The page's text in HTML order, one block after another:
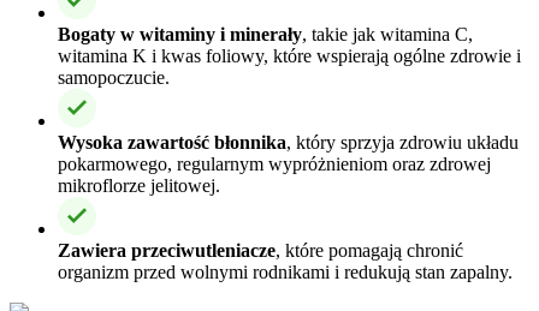
Bogaty w witaminy i minerały, takie jak witamina C,
witamina K i kwas foliowy, które wspierają ogólne zdrowie i
samopoczucie.
Wysoka zawartość błonnika, który sprzyja zdrowiu układu
pokarmowego, regularnym wypróżnieniom oraz zdrowej
mikroflorze jelitowej.
Zawiera przeciwutleniacze, które pomagają chronić
organizm przed wolnymi rodnikami i redukują stan zapalny.